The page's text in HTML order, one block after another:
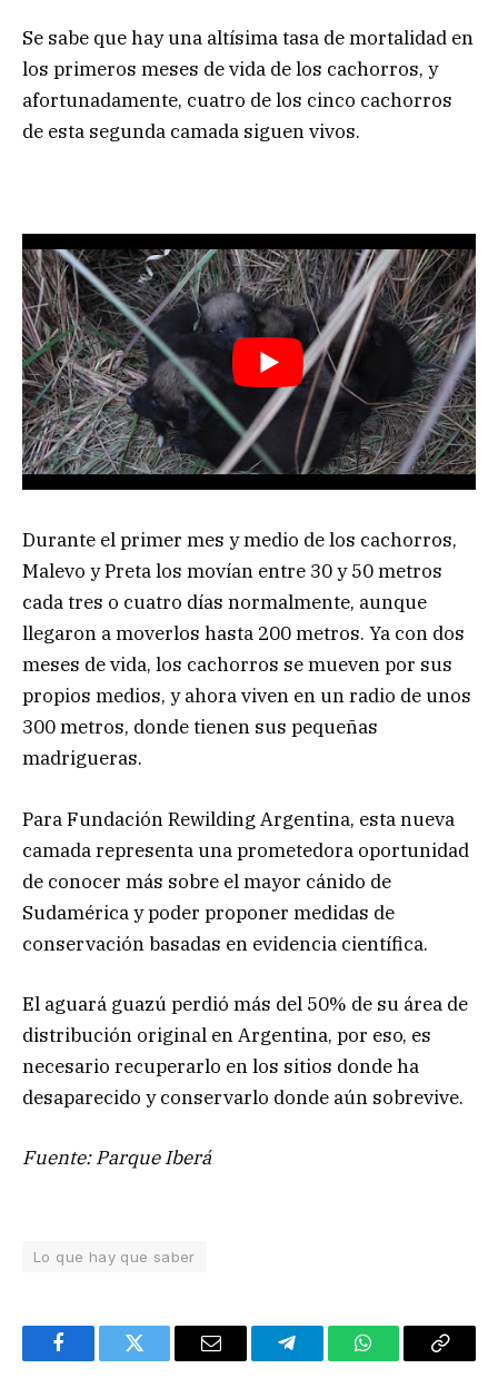
Se sabe que hay una altísima tasa de mortalidad en
los primeros meses de vida de los cachorros, y
afortunadamente, cuatro de los cinco cachorros
de esta segunda camada siguen vivos.
Durante el primer mes y medio de los cachorros,
Malevo y Preta los movían entre 30 y 50 metros
cada tres o cuatro días normalmente, aunque
llegaron a moverlos hasta 200 metros. Ya con dos
meses de vida, los cachorros se mueven por sus
propios medios, y ahora viven en un radio de unos
300 metros, donde tienen sus pequeñas
madrigueras.
Para Fundación Rewilding Argentina, esta nueva
camada representa una prometedora oportunidad
de conocer más sobre el mayor cánido de
Sudamérica y poder proponer medidas de
conservación basadas en evidencia científica.
El aguará guazú perdió más del 50% de su área de
distribución original en Argentina, por eso, es
necesario recuperarlo en los sitios donde ha
desaparecido y conservarlo donde aún sobrevive.
Fuente: Parque Iberá
Lo que hay que saber
FacebookTwitter Email TelegramWhatsAppCopy